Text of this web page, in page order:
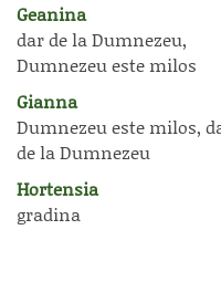
Geanina
dar de la Dumnezeu,
Dumnezeu este milos
Gianna
Dumnezeu este milos,
de la Dumnezeu
Hortensia
gradina